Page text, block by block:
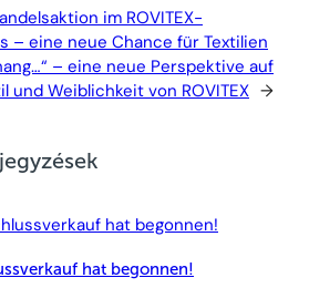
im ROVITEX-
– eine neue Chance für Textilien
– eine neue Perspektive auf
und Weiblichkeit von ROVITEX →
hat begonnen!